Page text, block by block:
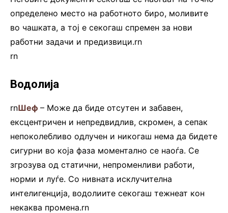
определено место на работното биро, моливите
во чашката, а тој е секогаш спремен за нови
работни задачи и предизвици.rn
rn
Водолија
rnШеф – Може да биде отсутен и забавен,
ексцентричен и непредвидлив, скромен, а сепак
непоколебливо одлучен и никогаш нема да бидете
сигурни во која фаза моментално се наоѓа. Се
згрозува од статични, непроменливи работи,
норми и луѓе. Со нивната исклучителна
интелигенција, водолиите секогаш тежнеат кон
некаква промена.rn